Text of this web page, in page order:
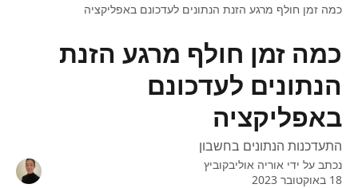
כמה זמן חולף מרגע הזנת הנתונים לעדכונם באפליקציה
כמה זמן חולף מרגע הזנת
הנתונים לעדכונם
באפליקציה
התעדכנות הנתונים בחשבון
נכתב על ידי אוריה אוליבקוביץ
18 באוקטובר 2023